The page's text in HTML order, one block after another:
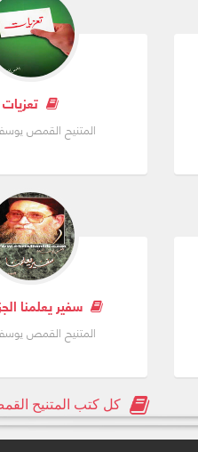
تعزيات
المتنيح القمص
سفير يعلمنا
المتنيح القمص
كل كتب المتنيح